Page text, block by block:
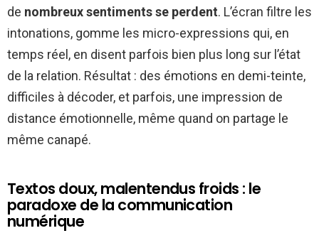
de nombreux sentiments se perdent. L’écran filtre les
intonations, gomme les micro-expressions qui, en
temps réel, en disent parfois bien plus long sur l’état
de la relation. Résultat : des émotions en demi-teinte,
difficiles à décoder, et parfois, une impression de
distance émotionnelle, même quand on partage le
même canapé.
Textos doux, malentendus froids : le
paradoxe de la communication
numérique